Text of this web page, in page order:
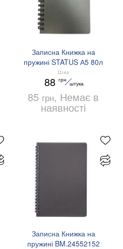
Записна Книжка на
пружині STATUS А5 80л
клітина пластик.обл.
Buromax BM.24552153
Ціна
88 грн
штука
85 грн, Немає в
наявності
Записна Книжка на
пружині BM.24552152